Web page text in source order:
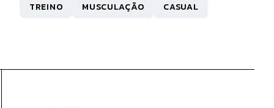
TREINO
MUSCULAÇÃO CASUAL